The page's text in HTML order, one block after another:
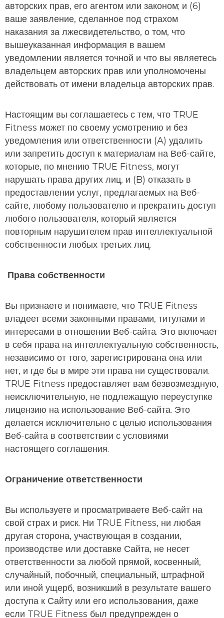
авторских прав, его агентом или законом; и (6)
ваше заявление, сделанное под страхом
наказания за лжесвидетельство, о том, что
вышеуказанная информация в вашем
уведомлении является точной и что вы являетесь
владельцем авторских прав или уполномочены
действовать от имени владельца авторских прав.
Настоящим вы соглашаетесь с тем, что TRUE
Fitness может по своему усмотрению и без
уведомления или ответственности (A) удалить
или запретить доступ к материалам на Веб-сайте,
которые, по мнению TRUE Fitness, могут
нарушать права других лиц, и (B) отказать в
предоставлении услуг, предлагаемых на Веб-
сайте, любому пользователю и прекратить доступ
любого пользователя, который является
повторным нарушителем прав интеллектуальной
собственности любых третьих лиц.
Права собственности
Вы признаете и понимаете, что TRUE Fitness
владеет всеми законными правами, титулами и
интересами в отношении Веб-сайта. Это включает
в себя права на интеллектуальную собственность,
независимо от того, зарегистрирована она или
нет, и где бы в мире эти права ни существовали.
TRUE Fitness предоставляет вам безвозмездную,
неисключительную, не подлежащую переуступке
лицензию на использование Веб-сайта. Это
делается исключительно с целью использования
Веб-сайта в соответствии с условиями
настоящего соглашения.
Ограничение ответственности
Вы используете и просматриваете Веб-сайт на
свой страх и риск. Ни TRUE Fitness, ни любая
другая сторона, участвующая в создании,
производстве или доставке Сайта, не несет
ответственности за любой прямой, косвенный,
случайный, побочный, специальный, штрафной
или иной ущерб, возникший в результате вашего
доступа к Сайту или его использования, даже
если TRUE Fitness был предупрежден о